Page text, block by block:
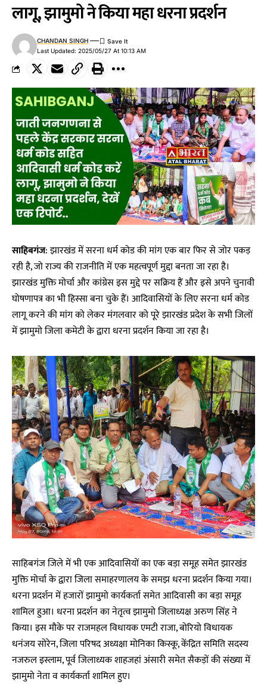
लागू, झामुमो ने किया महा धरना प्रदर्शन
Last Updated: 2025/05/27 At 10:13 AM
CHANDAN SINGH
साहिबगंज: झारखंड में सरना धर्म कोड की मांग एक बार फिर से जोर पकड़
रही है, जो राज्य की राजनीति में एक महत्वपूर्ण मुद्दा बनता जा रहा है।
झारखंड मुक्ति मोर्चा और कांग्रेस इस मुद्दे पर सक्रिय हैं और इसे अपने चुनावी
घोषणापत्र का भी हिस्सा बना चुके हैं। आदिवासियों के लिए सरना धर्म कोड
लागू करने की मांग को लेकर मंगलवार को पूरे झारखंड प्रदेश के सभी जिलों
में झामुमो जिला कमेटी के द्वारा धरना प्रदर्शन किया जा रहा है।
साहिबगंज जिले में भी एक आदिवासियों का एक बड़ा समूह समेत झारखंड
मुक्ति मोर्चा के द्वारा जिला समाहरणालय के समझ धरना प्रदर्शन किया गया।
धरना प्रदर्शन में हजारों झामुमो कार्यकर्ता समेत आदिवासी का बड़ा समूह
शामिल हुआ। धरना प्रदर्शन का नेतृत्व झामुमो जिलाध्यक्ष अरुण सिंह ने
किया। इस मौके पर राजमहल विधायक एमटी राजा, बोरियो विधायक
धनंजय सोरेन, जिला परिषद अध्यक्षा मोनिका किस्कू, केंद्रित समिति सदस्य
नजरुल इस्लाम, पूर्व जिलाध्यक शाहजहां अंसारी समेत सैकड़ों की संख्या में
झामुमो नेता व कार्यकर्ता शामिल हुए।